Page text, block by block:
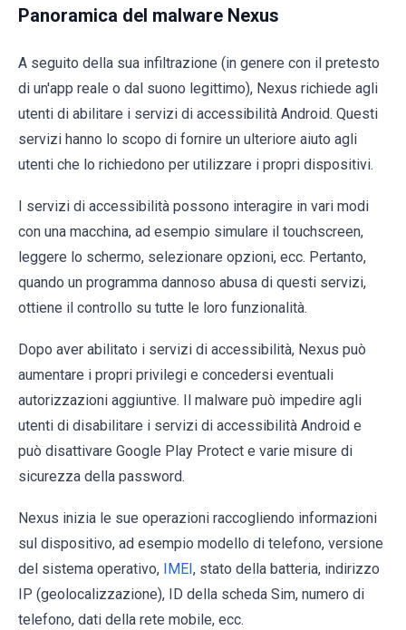
Panoramica del malware Nexus
A seguito della sua infiltrazione (in genere con il pretesto
di un'app reale o dal suono legittimo), Nexus richiede agli
utenti di abilitare i servizi di accessibilità Android. Questi
servizi hanno lo scopo di fornire un ulteriore aiuto agli
utenti che lo richiedono per utilizzare i propri dispositivi.
I servizi di accessibilità possono interagire in vari modi
con una macchina, ad esempio simulare il touchscreen,
leggere lo schermo, selezionare opzioni, ecc. Pertanto,
quando un programma dannoso abusa di questi servizi,
ottiene il controllo su tutte le loro funzionalità.
Dopo aver abilitato i servizi di accessibilità, Nexus può
aumentare i propri privilegi e concedersi eventuali
autorizzazioni aggiuntive. Il malware può impedire agli
utenti di disabilitare i servizi di accessibilità Android e
può disattivare Google Play Protect e varie misure di
sicurezza della password.
Nexus inizia le sue operazioni raccogliendo informazioni
sul dispositivo, ad esempio modello di telefono, versione
del sistema operativo, IMEI, stato della batteria, indirizzo
IP (geolocalizzazione), ID della scheda Sim, numero di
telefono, dati della rete mobile, ecc.